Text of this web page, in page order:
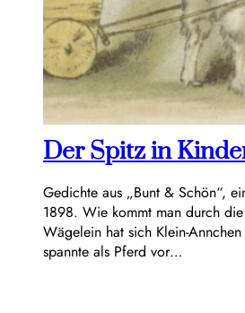
Der Spitz in
Gedichte aus „Bunt & Schön“,
1898. Wie kommt man durch
Wägelein hat sich Klein-
spannte als Pferd vor…